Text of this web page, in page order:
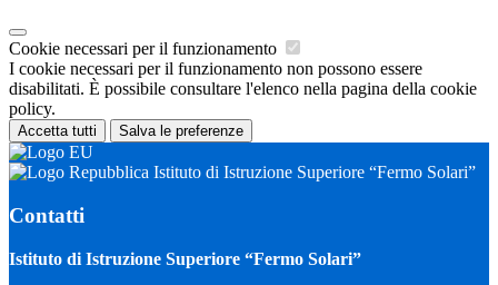
Cookie necessari per il funzionamento
I cookie necessari per il funzionamento non possono essere
disabilitati. È possibile consultare l'elenco nella pagina della cookie
policy.
Accetta tutti Salva le preferenze
Istituto di Istruzione Superiore “Fermo Solari”
Contatti
Istituto di Istruzione Superiore “Fermo Solari”